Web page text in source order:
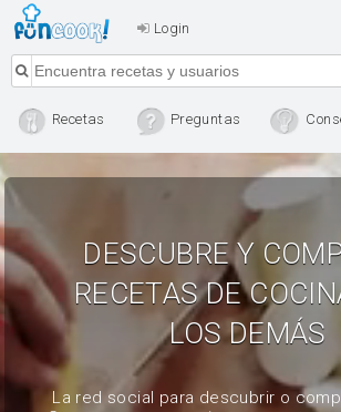
Login
Recetas Preguntas
DESCUBRE Y
RECETAS DE
LOS DEMÁS
La red social para descubrir o